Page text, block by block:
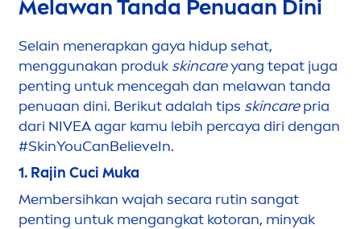
Melawan Tanda Penuaan Dini
Selain menerapkan gaya hidup sehat,
menggunakan produk skincareyang tepat juga
penting untuk mencegah dan melawan tanda
penuaan dini. Berikut adalah tips skincarepria
dari NIVEAagar kamu lebih percaya diri dengan
#SkinYouCanBelieveIn.
1. Rajin Cuci Muka
Membersihkan wajah secara rutin sangat
penting untuk mengangkat kotoran, minyak